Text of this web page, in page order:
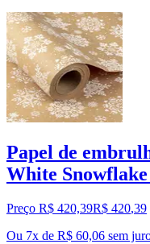
Papel de
White
Preço R$ 420,39R$ 420,39
Ou 7x de R$ 60,06 sem